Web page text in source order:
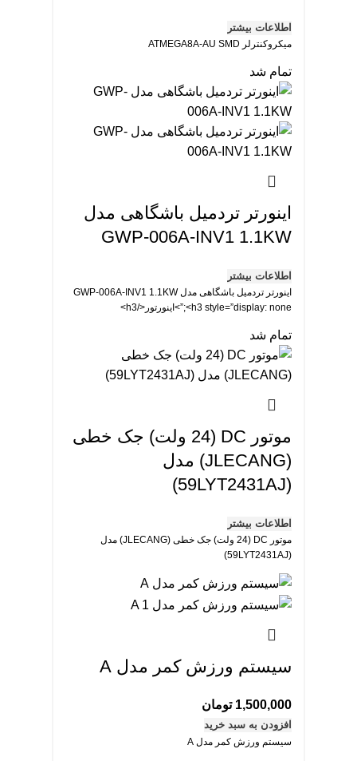
اطلاعات بیشتر
میکروکنترلر ATMEGA8A-AU SMD
تمام شد
اینورتر تردمیل باشگاهی مدل
GWP-006A-INV1 1.1KW
اطلاعات بیشتر
اینورتر تردمیل باشگاهی مدل GWP-006A-INV1 1.1KW
<h3 style=”display: none;”>اینورتور</h3>
تمام شد
موتور DC (24 ولت) جک خطی
(JLECANG) مدل
(59LYT2431AJ)
اطلاعات بیشتر
موتور DC (24 ولت) جک خطی (JLECANG) مدل
(59LYT2431AJ)
سیستم ورزش کمر مدل A
1,500,000 تومان
افزودن به سبد خرید
سیستم ورزش کمر مدل A